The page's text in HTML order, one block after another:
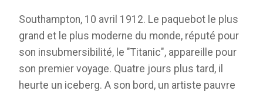
Southampton, 10 avril 1912. Le paquebot le plus
grand et le plus moderne du monde, réputé pour
son insubmersibilité, le "Titanic", appareille pour
son premier voyage. Quatre jours plus tard, il
heurte un iceberg. A son bord, un artiste pauvre